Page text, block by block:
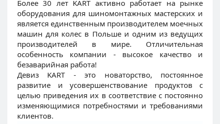
Более 30 лет KART активно работает на рынке
оборудования для шиномонтажных мастерских и
является единственным производителем моечных
машин для колес в Польше и одним из ведущих
производителей в мире. Отличительная
особенность компании - высокое качество и
безаварийная работа!
Девиз KART - это новаторство, постоянное
развитие и усовершенствование продуктов с
целью приведения их в соответствие с постоянно
изменяющимися потребностями и требованиями
клиентов.